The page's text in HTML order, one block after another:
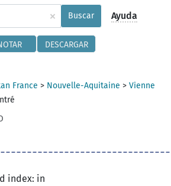
× Buscar Ayuda
DESCARGAR
France > Nouvelle-Aquitaine >Vienne
index: in